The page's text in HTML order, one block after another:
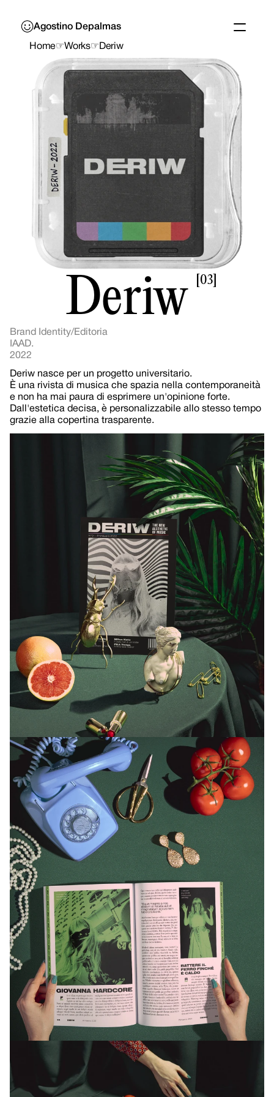
Agostino Depalmas
Work
Cinema
Archivio™
About
Home☞Works☞ Deriw
Deriw [03]
Brand Identity/Editoria
IAAD.
2022
Deriw nasce per un progetto universitario.
È una rivista di musica che spazia nella contemporaneità
e non ha mai paura di esprimere un'opinione forte.
Dall'estetica decisa, è personalizzabile allo stesso tempo
grazie alla copertina trasparente.